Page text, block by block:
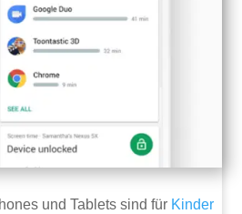
und Tablets sind für Kinder